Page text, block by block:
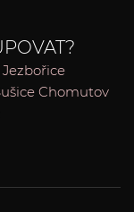
Jezbořice
Chomutov